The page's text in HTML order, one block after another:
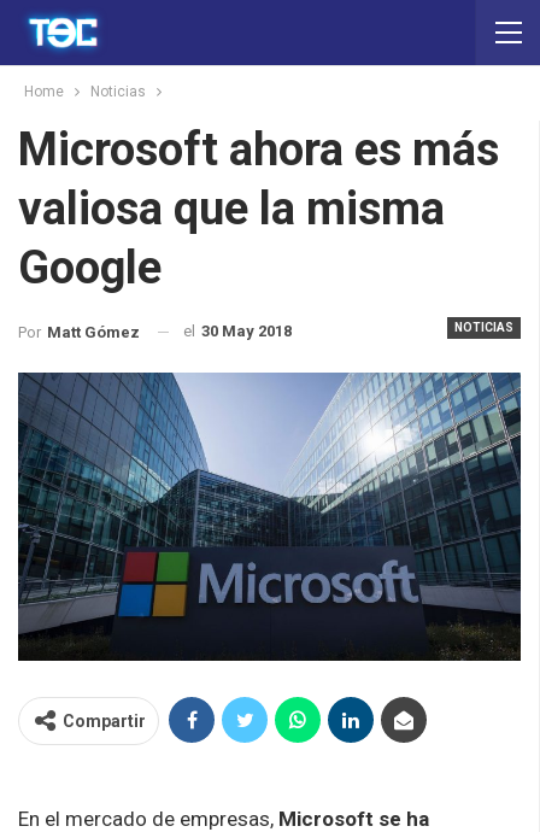
Home Noticias
Microsoft ahora es más
valiosa que la misma
Google
NOTICIAS
Por Matt Gómez el 30 May 2018
Compartir
En el mercado de empresas, Microsoft se ha